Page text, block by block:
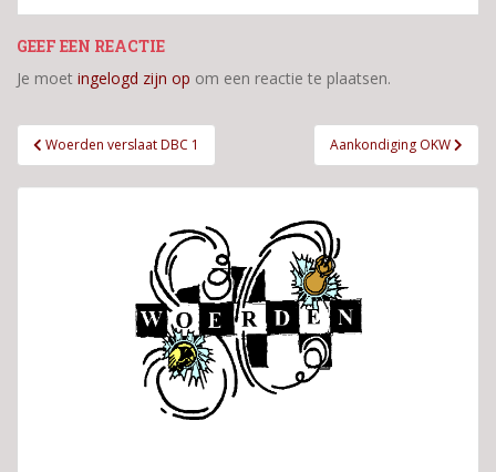
GEEF EEN REACTIE
Je moet ingelogd zijn op om een reactie te plaatsen.
Bericht
navigatie
Woerden verslaat DBC 1 Aankondiging OKW